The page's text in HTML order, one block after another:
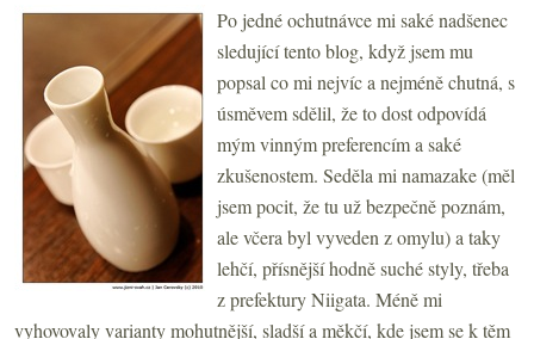
Po jedné ochutnávce mi saké nadšenec
sledující tento blog, když jsem mu
popsal co mi nejvíc a nejméně chutná, s
úsměvem sdělil, že to dost odpovídá
mým vinným preferencím a saké
zkušenostem. Seděla mi namazake (měl
jsem pocit, že tu už bezpečně poznám,
ale včera byl vyveden z omylu) a taky
lehčí, přísnější hodně suché styly, třeba
z prefektury Niigata. Méně mi
vyhovovaly varianty mohutnější, sladší a měkčí, kde jsem se k těm